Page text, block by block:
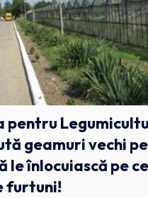
pentru
geamuri vechi
le înlocuiască pe
furtuni!